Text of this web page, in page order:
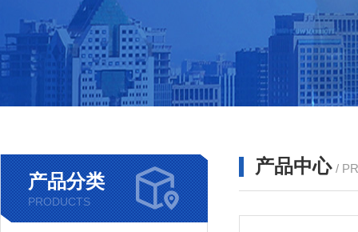
产品分类
PRODUCTS
产品中心 /